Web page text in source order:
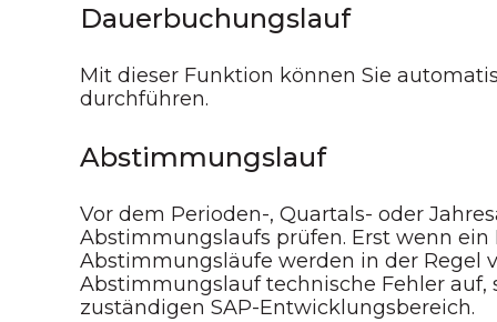
Dauerbuchungslauf
Mit dieser Funktion können Sie
durchführen.
Abstimmungslauf
Vor dem Perioden-, Quartals- oder
Abstimmungslaufs prüfen. Erst wenn
Abstimmungsläufe werden in der Regel
Abstimmungslauf technische Fehler
zuständigen SAP-Entwicklungsbereich.